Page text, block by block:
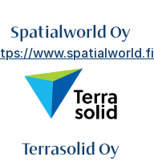
Spatialworld Oy
www.spatialworld.fi
Terrasolid Oy